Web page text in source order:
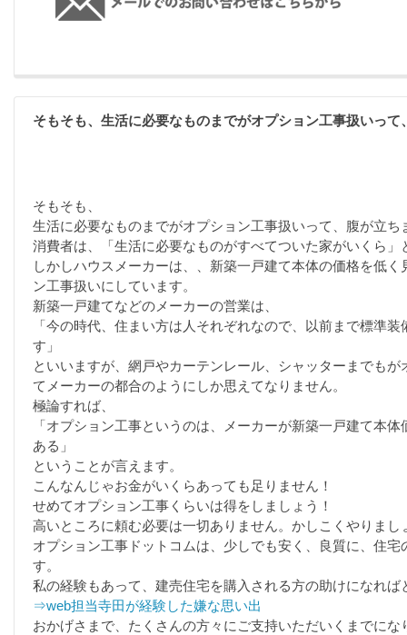
そもそも、生活に必要なものまでがオプション工事扱いって
そもそも、
生活に必要なものまでがオプション工事扱いって、腹が立ち
消費者は、「生活に必要なものがすべてついた家がいくら
しかしハウスメーカーは、、新築一戸建て本体の価格を低
ン工事扱いにしています。
新築一戸建てなどのメーカーの営業は、
「今の時代、住まい方は人それぞれなので、以前まで標準
す」
といいますが、網戸やカーテンレール、シャッターまでも
てメーカーの都合のようにしか思えてなりません。
極論すれば、
「オプション工事というのは、メーカーが新築一戸建て本
ある」
ということが言えます。
こんなんじゃお金がいくらあっても足りません！
せめてオプション工事くらいは得をしましょう！
高いところに頼む必要は一切ありません。かしこくやりまし
オプション工事ドットコムは、少しでも安く、良質に、住
す。
私の経験もあって、建売住宅を購入される方の助けになれ
⇒web担当寺田が経験した嫌な思い出
おかげさまで、たくさんの方々にご支持いただいくまでにな